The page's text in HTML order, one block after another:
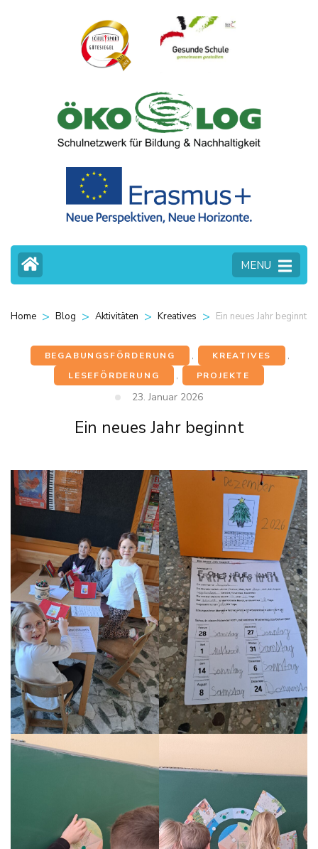
MENU
Home > Blog > Aktivitäten > Kreatives > Ein neues Jahr beginnt
BEGABUNGSFÖRDERUNG , KREATIVES
,
LESEFÖRDERUNG
, PROJEKTE
23. Januar 2026
Ein neues Jahr beginnt